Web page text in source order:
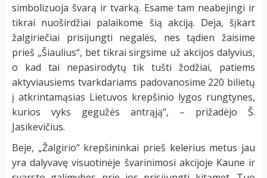
simbolizuoja švarą ir tvarką. Esame tam neabejingi ir
tikrai nuoširdžiai palaikome šią akciją. Deja, šįkart
žalgiriečiai prisijungti negalės, nes tądien žaisime
prieš „Šiaulius“, bet tikrai sirgsime už akcijos dalyvius,
o kad tai nepasirodytų tik tušti žodžiai, patiems
aktyviausiems tvarkdariams padovanosime 220 bilietų
į atkrintamąsias Lietuvos krepšinio lygos rungtynes,
kurios vyks gegužės antrąją“, – prižadėjo Š.
Jasikevičius.
Beje, „Žalgirio“ krepšininkai prieš kelerius metus jau
yra dalyvavę visuotinėje švarinimosi akcijoje Kaune ir